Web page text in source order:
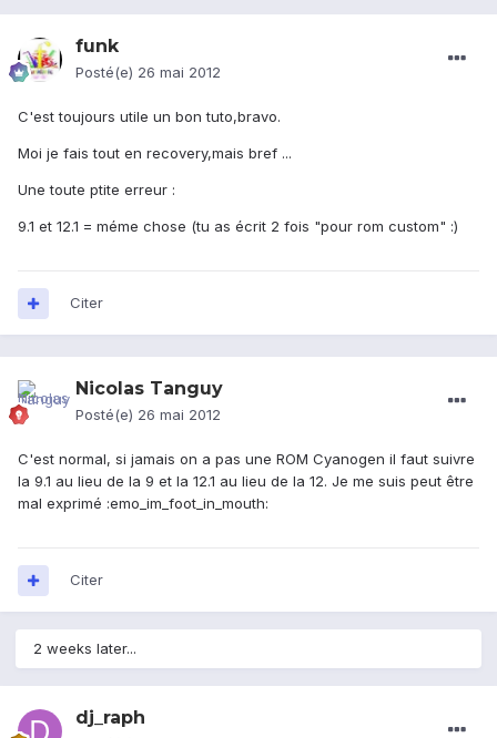
funk
Posté(e) 26 mai 2012
C'est toujours utile un bon tuto,bravo.
Moi je fais tout en recovery,mais bref ...
Une toute ptite erreur :
9.1 et 12.1 = méme chose (tu as écrit 2 fois "pour rom custom" :)
Citer
Nicolas Tanguy
Posté(e) 26 mai 2012
C'est normal, si jamais on a pas une ROM Cyanogen il faut suivre
la 9.1 au lieu de la 9 et la 12.1 au lieu de la 12. Je me suis peut être
mal exprimé :emo_im_foot_in_mouth:
Citer
2 weeks later...
dj_raph